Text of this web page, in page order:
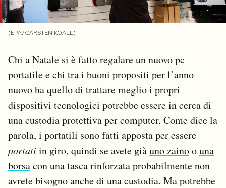
I MIEI PREFERITI
CALENDARIO
AREA PERSONALE
Area Personale
Newsletter
Notifiche mobile
Regala il Post
Hai bisogno di aiuto?
(EPA/CARSTEN KOALL)
Chi a Natale si è fatto regalare un nuovo pc
portatile e chi tra i buoni propositi per l’anno
nuovo ha quello di trattare meglio i propri
dispositivi tecnologici potrebbe essere in cerca di
una custodia protettiva per computer. Come dice la
parola, i portatili sono fatti apposta per essere
portatiin giro, quindi se avete giàuno zainoouna
borsacon una tasca rinforzata probabilmente non
avrete bisogno anche di una custodia. Ma potrebbe